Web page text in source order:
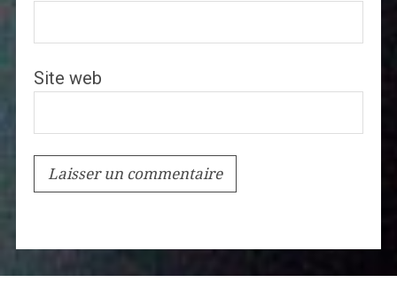
Site web